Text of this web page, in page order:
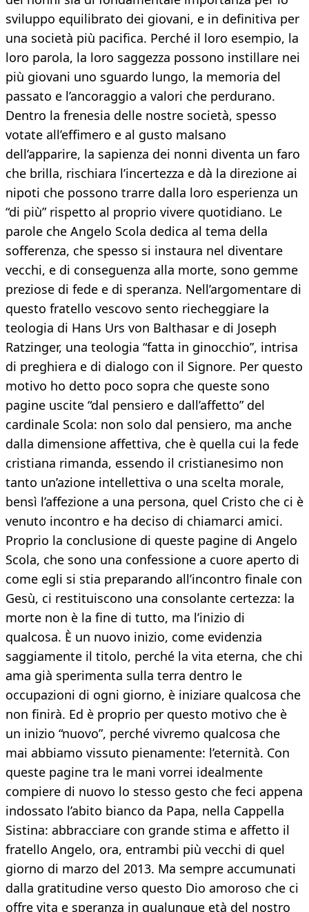
sviluppo equilibrato dei giovani, e in definitiva per
una società più pacifica. Perché il loro esempio, la
loro parola, la loro saggezza possono instillare nei
più giovani uno sguardo lungo, la memoria del
passato e l’ancoraggio a valori che perdurano.
Dentro la frenesia delle nostre società, spesso
votate all’effimero e al gusto malsano
dell’apparire, la sapienza dei nonni diventa un faro
che brilla, rischiara l’incertezza e dà la direzione ai
nipoti che possono trarre dalla loro esperienza un
“di più” rispetto al proprio vivere quotidiano. Le
parole che Angelo Scola dedica al tema della
sofferenza, che spesso si instaura nel diventare
vecchi, e di conseguenza alla morte, sono gemme
preziose di fede e di speranza. Nell’argomentare di
questo fratello vescovo sento riecheggiare la
teologia di Hans Urs von Balthasar e di Joseph
Ratzinger, una teologia “fatta in ginocchio”, intrisa
di preghiera e di dialogo con il Signore. Per questo
motivo ho detto poco sopra che queste sono
pagine uscite “dal pensiero e dall’affetto” del
cardinale Scola: non solo dal pensiero, ma anche
dalla dimensione affettiva, che è quella cui la fede
cristiana rimanda, essendo il cristianesimo non
tanto un’azione intellettiva o una scelta morale,
bensì l’affezione a una persona, quel Cristo che ci è
venuto incontro e ha deciso di chiamarci amici.
Proprio la conclusione di queste pagine di Angelo
Scola, che sono una confessione a cuore aperto di
come egli si stia preparando all’incontro finale con
Gesù, ci restituiscono una consolante certezza: la
morte non è la fine di tutto, ma l’inizio di
qualcosa. È un nuovo inizio, come evidenzia
saggiamente il titolo, perché la vita eterna, che chi
ama già sperimenta sulla terra dentro le
occupazioni di ogni giorno, è iniziare qualcosa che
non finirà. Ed è proprio per questo motivo che è
un inizio “nuovo”, perché vivremo qualcosa che
mai abbiamo vissuto pienamente: l’eternità. Con
queste pagine tra le mani vorrei idealmente
compiere di nuovo lo stesso gesto che feci appena
indossato l’abito bianco da Papa, nella Cappella
Sistina: abbracciare con grande stima e affetto il
fratello Angelo, ora, entrambi più vecchi di quel
giorno di marzo del 2013. Ma sempre accumunati
dalla gratitudine verso questo Dio amoroso che ci
offre vita e speranza in qualunque età del nostro